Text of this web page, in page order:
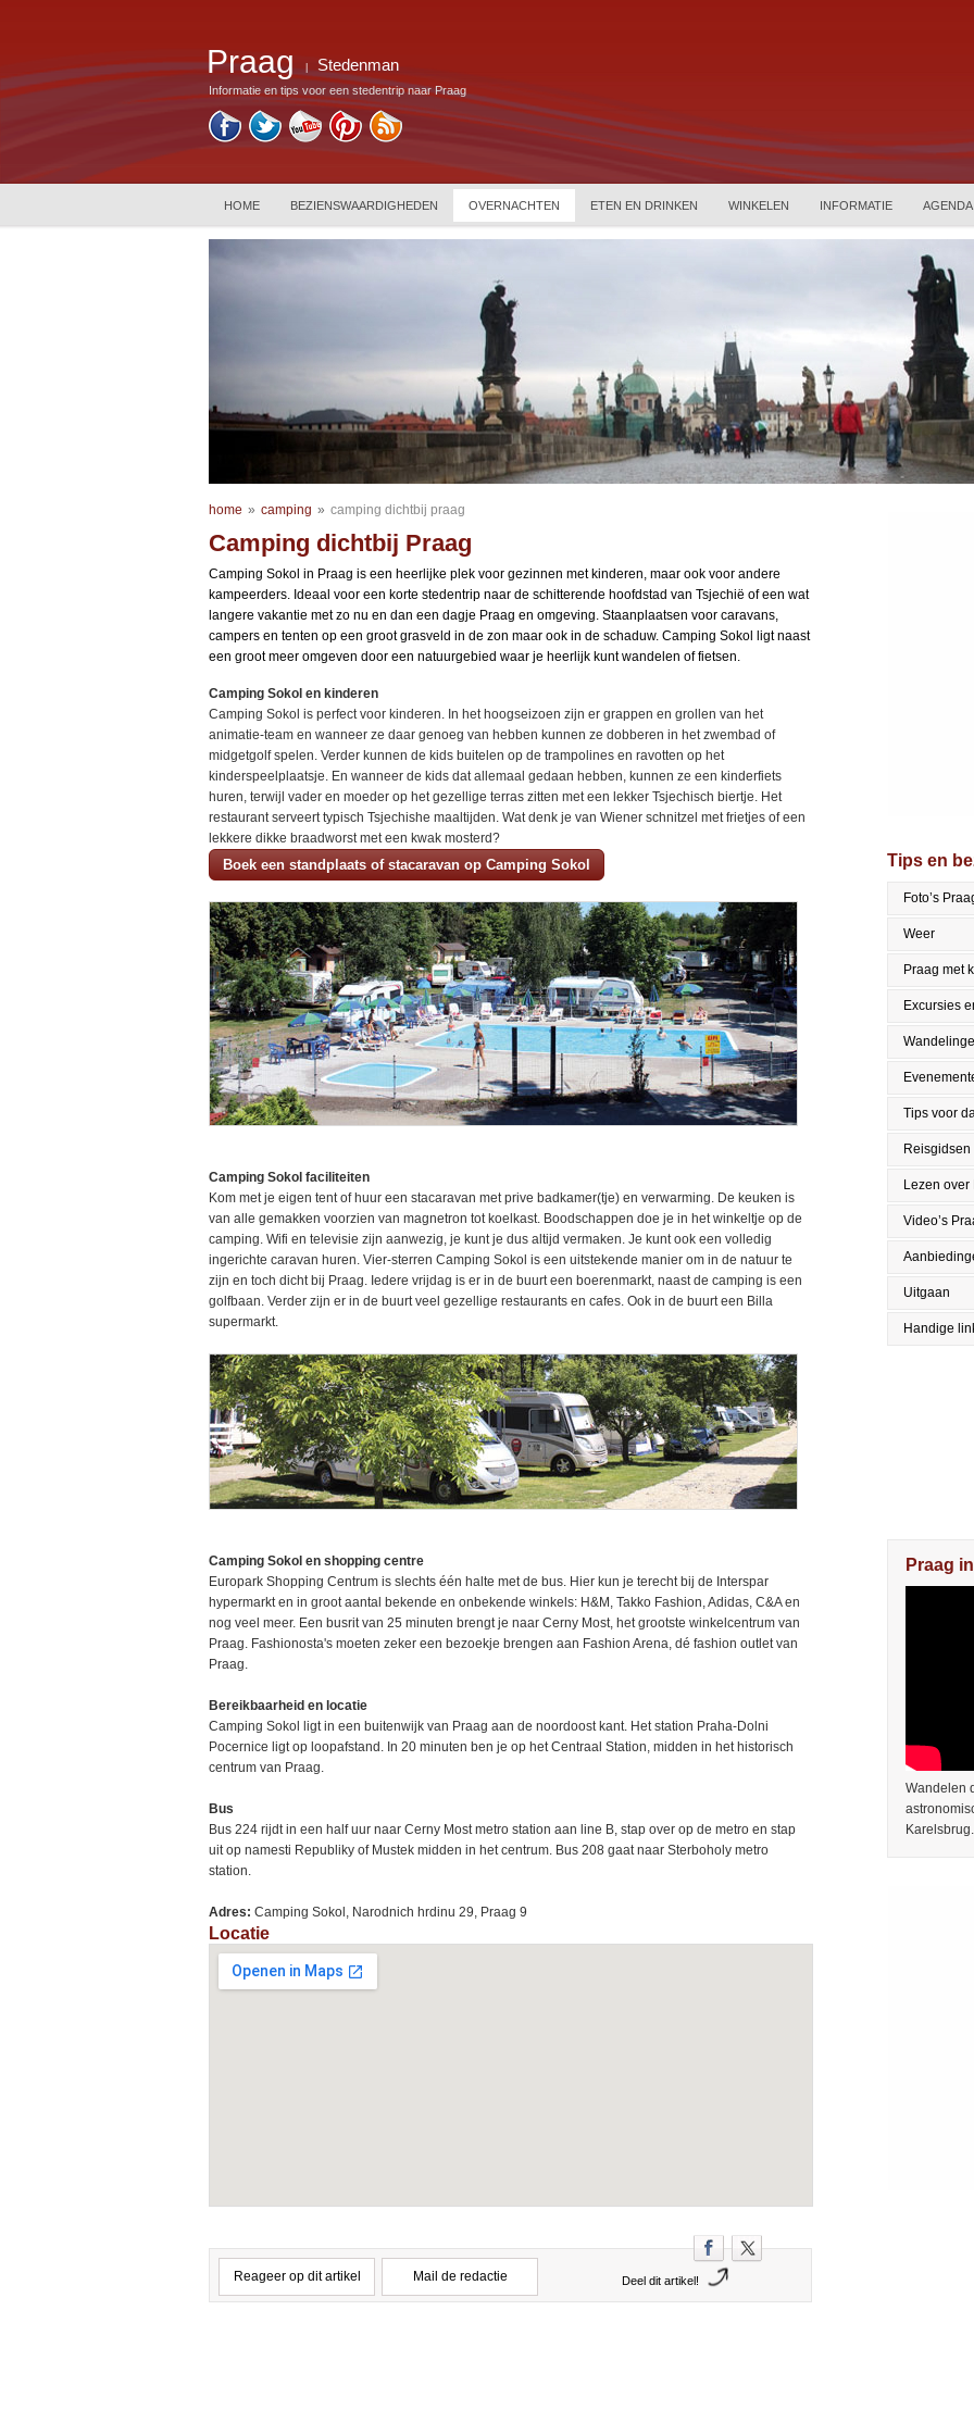
Praag Stedenman
Informatie en tips voor een stedentrip naar Praag
HOME BEZIENSWAARDIGHEDEN OVERNACHTEN ETEN EN DRINKEN WINKELEN INFORMATIE AGENDA
home » camping » camping dichtbij praag
Camping dichtbij Praag
Camping Sokol in Praag is een heerlijke plek voor gezinnen met kinderen, maar ook voor andere
kampeerders. Ideaal voor een korte stedentrip naar de schitterende hoofdstad van Tsjechië of een wat
langere vakantie met zo nu en dan een dagje Praag en omgeving. Staanplaatsen voor caravans,
campers en tenten op een groot grasveld in de zon maar ook in de schaduw. Camping Sokol ligt naast
een groot meer omgeven door een natuurgebied waar je heerlijk kunt wandelen of fietsen.
Camping Sokol en kinderen
Camping Sokol is perfect voor kinderen. In het hoogseizoen zijn er grappen en grollen van het
animatie-team en wanneer ze daar genoeg van hebben kunnen ze dobberen in het zwembad of
midgetgolf spelen. Verder kunnen de kids buitelen op de trampolines en ravotten op het
kinderspeelplaatsje. En wanneer de kids dat allemaal gedaan hebben, kunnen ze een kinderfiets
huren, terwijl vader en moeder op het gezellige terras zitten met een lekker Tsjechisch biertje. Het
restaurant serveert typisch Tsjechishe maaltijden. Wat denk je van Wiener schnitzel met frietjes of een
lekkere dikke braadworst met een kwak mosterd?
Boek een standplaats of stacaravan op Camping Sokol
Camping Sokol faciliteiten
Kom met je eigen tent of huur een stacaravan met prive badkamer(tje) en verwarming. De keuken is
van alle gemakken voorzien van magnetron tot koelkast. Boodschappen doe je in het winkeltje op de
camping. Wifi en televisie zijn aanwezig, je kunt je dus altijd vermaken. Je kunt ook een volledig
ingerichte caravan huren. Vier-sterren Camping Sokol is een uitstekende manier om in de natuur te
zijn en toch dicht bij Praag. Iedere vrijdag is er in de buurt een boerenmarkt, naast de camping is een
golfbaan. Verder zijn er in de buurt veel gezellige restaurants en cafes. Ook in de buurt een Billa
supermarkt.
Camping Sokol en shopping centre
Europark Shopping Centrum is slechts één halte met de bus. Hier kun je terecht bij de Interspar
hypermarkt en in groot aantal bekende en onbekende winkels: H&M, Takko Fashion, Adidas, C&A en
nog veel meer. Een busrit van 25 minuten brengt je naar Cerny Most, het grootste winkelcentrum van
Praag. Fashionosta's moeten zeker een bezoekje brengen aan Fashion Arena, dé fashion outlet van
Praag.
Bereikbaarheid en locatie
Camping Sokol ligt in een buitenwijk van Praag aan de noordoost kant. Het station Praha-Dolni
Pocernice ligt op loopafstand. In 20 minuten ben je op het Centraal Station, midden in het historisch
centrum van Praag.
Bus
Bus 224 rijdt in een half uur naar Cerny Most metro station aan line B, stap over op de metro en stap
uit op namesti Republiky of Mustek midden in het centrum. Bus 208 gaat naar Sterboholy metro
station.
Adres: Camping Sokol, Narodnich hrdinu 29, Praag 9
Locatie
Reageer op dit artikel Mail de redactie Deel dit artikel!
Tips en
Foto’s
Weer
Praag met
Excursies
Tips voor
Reisgidsen
Lezen over
Video’s
Uitgaan
Handige
Praag
Wandelen
Karelsbrug.